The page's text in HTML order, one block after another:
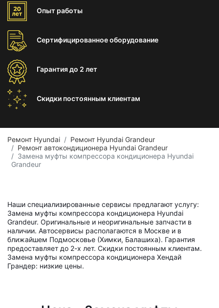
Опыт работы
Сертифицированноеоборудование
Гарантиядо 2 лет
Скидки постоянным клиентам
Ремонт Hyundai
Ремонт Hyundai Grandeur
Ремонт автокондиционера Hyundai Grandeur
Замена муфты компрессора кондиционера Hyundai
Grandeur
Наши специализированные сервисы предлагают услугу:
Замена муфты компрессора кондиционера Hyundai
Grandeur. Оригинальные и неоригинальные запчасти в
наличии. Автосервисы располагаются в Москве и в
ближайшем Подмосковье (Химки, Балашиха). Гарантия
предоставляет до 2-х лет. Скидки постоянным клиентам.
Замена муфты компрессора кондиционера Хендай
Грандер: низкие цены.